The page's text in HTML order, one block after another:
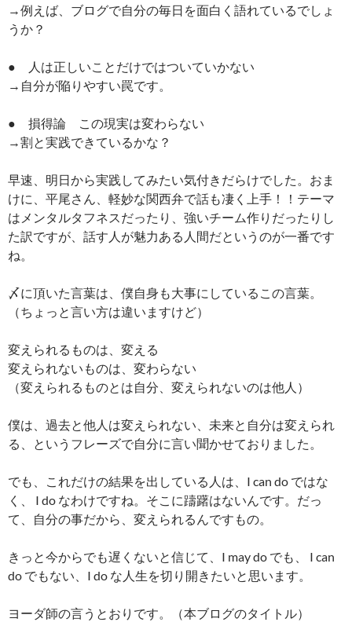
→例えば、ブログで自分の毎日を面白く語れているでしょ
うか？
● 人は正しいことだけではついていかない
→自分が陥りやすい罠です。
● 損得論 この現実は変わらない
→割と実践できているかな？
早速、明日から実践してみたい気付きだらけでした。おま
けに、平尾さん、軽妙な関西弁で話も凄く上手！！テーマ
はメンタルタフネスだったり、強いチーム作りだったりし
た訳ですが、話す人が魅力ある人間だというのが一番です
ね。
〆に頂いた言葉は、僕自身も大事にしているこの言葉。
（ちょっと言い方は違いますけど）
変えられるものは、変える
変えられないものは、変わらない
（変えられるものとは自分、変えられないのは他人）
僕は、過去と他人は変えられない、未来と自分は変えられ
る、というフレーズで自分に言い聞かせておりました。
でも、これだけの結果を出している人は、I can do ではな
く、 I do なわけですね。そこに躊躇はないんです。だっ
て、自分の事だから、変えられるんですもの。
きっと今からでも遅くないと信じて、I may do でも、 I can
do でもない、I do な人生を切り開きたいと思います。
ヨーダ師の言うとおりです。（本ブログのタイトル）